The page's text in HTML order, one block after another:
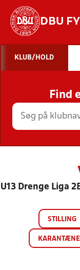
DBU
KLUB/HOLD
Find
U13 Drenge Liga
STILLING